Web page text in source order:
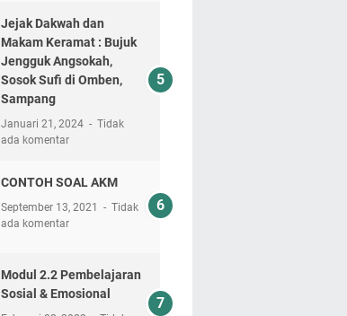
Jejak Dakwah dan
Makam Keramat : Bujuk
Jengguk Angsokah,
Sosok Sufi di Omben,
Sampang
Januari 21, 2024
Tidak
ada komentar
CONTOH SOAL AKM
September 13, 2021
Tidak
ada komentar
Modul 2.2 Pembelajaran
Sosial & Emosional